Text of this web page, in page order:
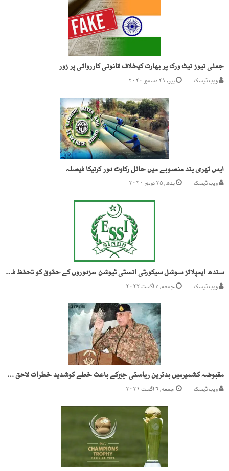
جعلی نیوز نیٹ ورک پر بھارت کیخلاف قانونی کارروائی پر زور
ویب ڈیسک پیر, ۲۱ دسمبر ۲۰۲۰
ایس تھری بند منصوبے میں حائل رکاوٹ دور کرنیکا فیصلہ
ویب ڈیسک بدھ, ۲۵ نومبر ۲۰۲۰
سندھ ایمپلائز سوشل سیکورٹی انسٹی ٹیوشن ،مزدوروں کے حقوق کو تحفظ فراہم کرنے کی ذمہ دار گورننگ باڈی ہائی جیک
ویب ڈیسک جمعه, ۴ اگست ۲۰۲۳
مقبوضہ کشمیرمیں بدترین ریاستی جبرکے باعث خطے کوشدید خطرات لاحق ہیں، آرمی چیف
ویب ڈیسک جمعه, ۶ اگست ۲۰۲۱